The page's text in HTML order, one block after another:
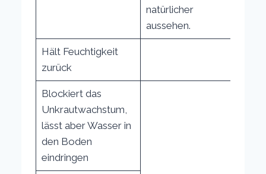
natürlicher
aussehen.
Hält Feuchtigkeit
zurück
Blockiert das
Unkrautwachstum,
lässt aber Wasser in
den Boden
eindringen